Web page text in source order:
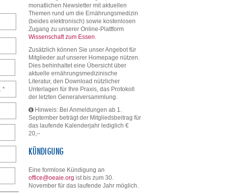
monatlichen Newsletter mit aktuellen
Themen rund um die Ernährungsmedizin
(beides elektronisch) sowie kostenlosen
Zugang zu unserer Online-Plattform
Wissenschaft zum Essen.
Zusätzlich können Sie unser Angebot für
Mitglieder auf unserer Homepage nützen.
Dies behinhaltet eine Übersicht über
aktuelle ernährungsmedizinische
Literatur, den Download nützlicher
Unterlagen für Ihre Praxis, das Protokoll
der letzten Generalversammlung.
Hinweis: Bei Anmeldungen ab 1.
September beträgt der Mitgliedsbeitrag für
das laufende Kalenderjahr lediglich €
20,–
KÜNDIGUNG
Eine formlose Kündigung an
office@oeaie.org ist bis zum 30.
November für das laufende Jahr möglich.